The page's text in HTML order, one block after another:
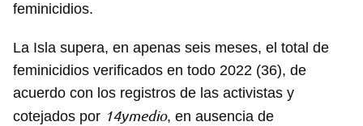
feminicidios.
La Isla supera, en apenas seis meses, el total de
feminicidios verificados en todo 2022 (36), de
acuerdo con los registros de las activistas y
cotejados por 14ymedio, en ausencia de